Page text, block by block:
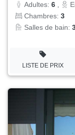
Adultes: 6 ,
Chambres: 3
Salles de bain:
LISTE DE PRIX